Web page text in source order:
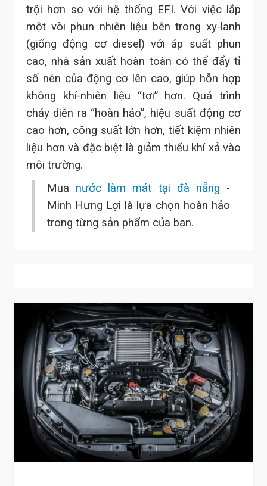
trội hơn so với hệ thống EFI. Với việc lắp
một vòi phun nhiên liệu bên trong xy-lanh
(giống động cơ diesel) với áp suất phun
cao, nhà sản xuất hoàn toàn có thể đẩy tỉ
số nén của động cơ lên cao, giúp hỗn hợp
không khí-nhiên liệu “tơi” hơn. Quá trình
cháy diễn ra “hoàn hảo”, hiệu suất động cơ
cao hơn, công suất lớn hơn, tiết kiệm nhiên
liệu hơn và đặc biệt là giảm thiểu khí xả vào
môi trường.
Mua nước làm mát tại đà nẵng -
Minh Hưng Lợi là lựa chọn hoàn hảo
trong từng sản phẩm của bạn.